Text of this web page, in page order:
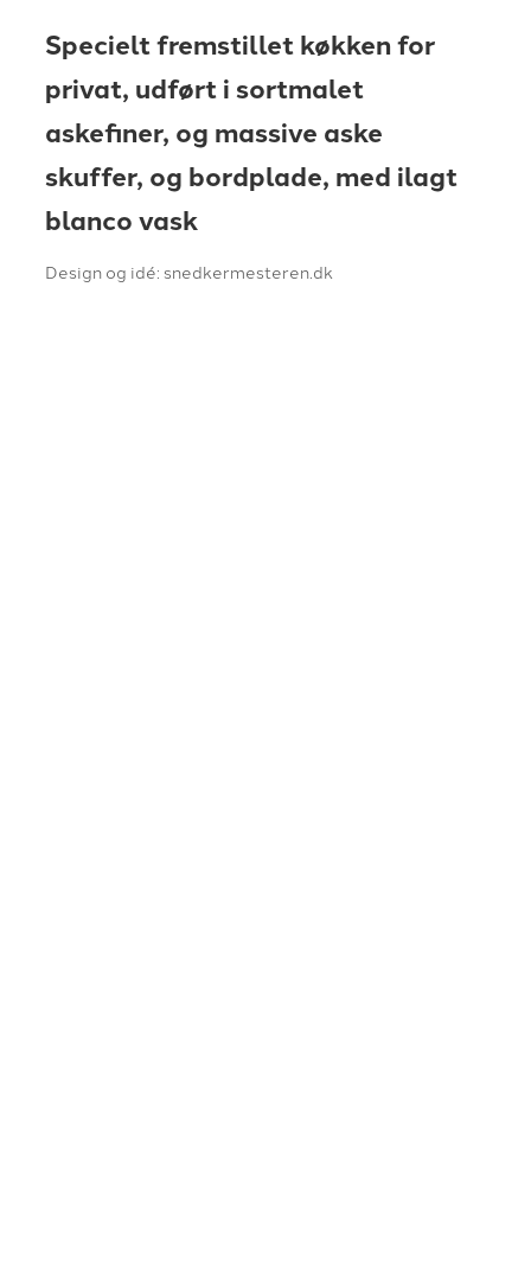
​Specielt fremstillet køkken for
privat, udført i sortmalet
askefiner, og massive aske
skuffer, og bordplade, med ilagt
blanco vask
Design og idé: snedkermesteren.dk